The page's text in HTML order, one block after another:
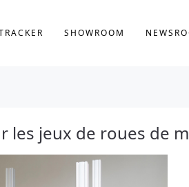
SHOWROOM
les jeux de roues de